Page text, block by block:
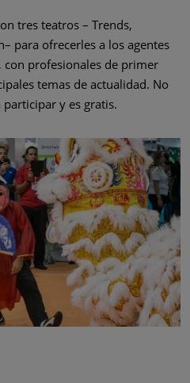
tres teatros – Trends,
para ofrecerles a los agentes
profesionales de primer
temas de actualidad. No
y es gratis.